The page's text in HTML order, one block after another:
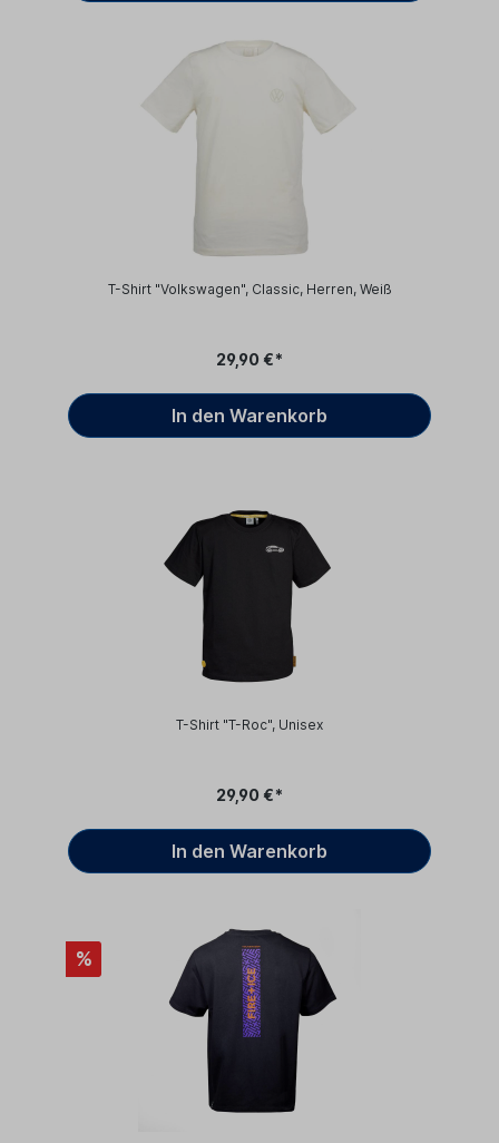
T-Shirt "Volkswagen", Classic, Herren, Weiß
29,90 €*
In den Warenkorb
T-Shirt "T-Roc", Unisex
29,90 €*
In den Warenkorb
%